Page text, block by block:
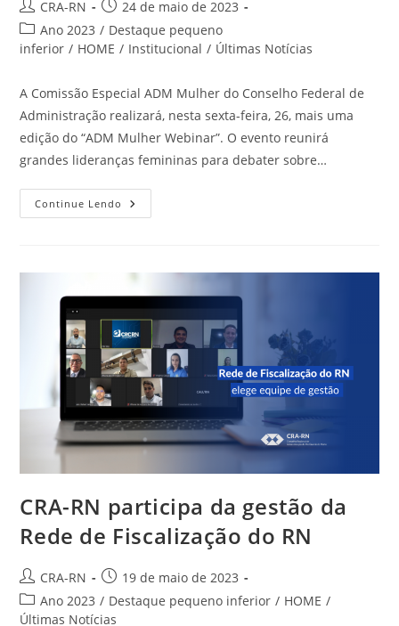
Autor
do
post:
CRA-RN
Post
publicado:
24 de maio de 2023
Categoria
do
Ano 2023 / Destaque pequeno
inferior / HOME / Institucional / Últimas Notícias
A Comissão Especial ADM Mulher do Conselho Federal de
Administração realizará, nesta sexta-feira, 26, mais uma
edição do “ADM Mulher Webinar”. O evento reunirá
grandes lideranças femininas para debater sobre…
Continue Lendo ADM
Mulher
Temas
CRA-RN participa da gestão da
Rede de Fiscalização do RN
Autor
do
post:
CRA-RN
Post
publicado:
19 de maio de 2023
Categoria
do
Ano 2023 / Destaque pequeno inferior / HOME /
Últimas Notícias